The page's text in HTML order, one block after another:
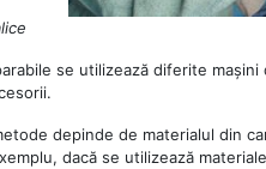
se utilizează diferite
depinde de materialul din
dacă se utilizează